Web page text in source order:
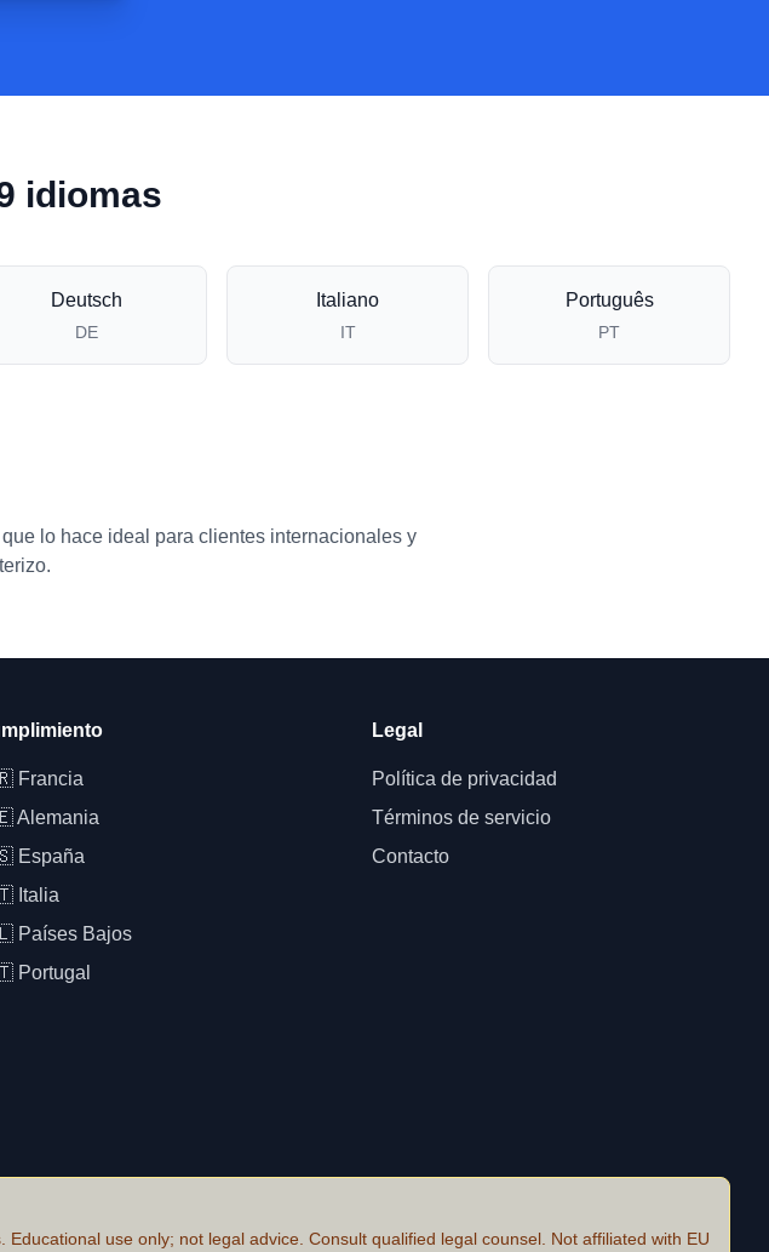
idiomas
Deutsch
DE
Italiano
IT
Português
PT
lo hace ideal para clientes internacionales y
Francia
Alemania
España
Italia
Países Bajos
Portugal
Legal
Política de privacidad
Términos de servicio
Contacto
use only; not legal advice. Consult qualified legal counsel. Not affiliated with EU